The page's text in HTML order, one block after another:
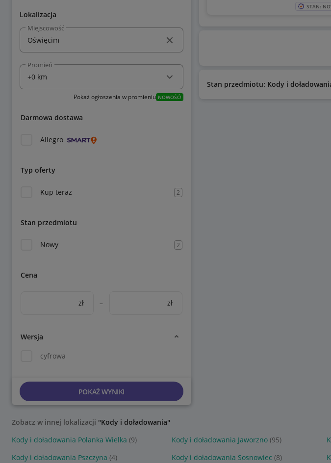
Lokalizacja
Miejscowość
Promień
Pokaż ogłoszenia w promieniu NOWOŚĆ!
Darmowa dostawa
Allegro
Typ oferty
Kup teraz 2
Stan przedmiotu
Nowy 2
Cena
zł – zł
Wersja
cyfrowa
POKAŻ WYNIKI
STAN:
Stan przedmiotu: Kody i
Zobacz w innej lokalizacji "Kody i doładowania"
Kody i doładowania Polanka Wielka (9) Kody i doładowania Jaworzno (95)
Kody i doładowania Pszczyna (4) Kody i doładowania Sosnowiec (8)